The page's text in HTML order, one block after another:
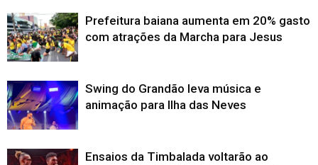
Prefeitura baiana aumenta em 20% gasto
com atrações da Marcha para Jesus
Swing do Grandão leva música e
animação para Ilha das Neves
Ensaios da Timbalada voltarão ao